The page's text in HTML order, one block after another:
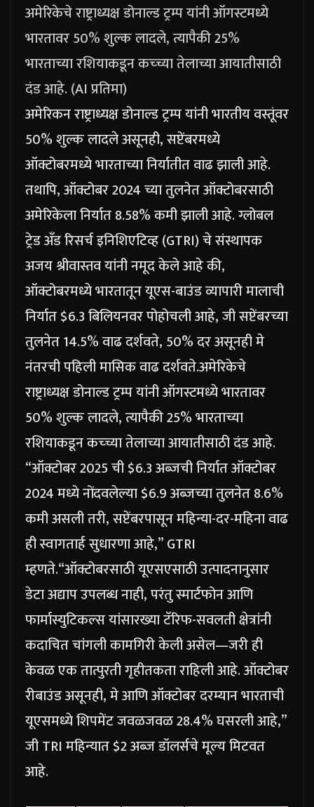
अमेरिकेचे राष्ट्राध्यक्ष डोनाल्ड ट्रम्प यांनी ऑगस्टमध्ये
भारतावर 50% शुल्क लादले, त्यापैकी 25%
भारताच्या रशियाकडून कच्च्या तेलाच्या आयातीसाठी
दंड आहे. (AI प्रतिमा)
अमेरिकन राष्ट्राध्यक्ष डोनाल्ड ट्रम्प यांनी भारतीय वस्तूंवर
50% शुल्क लादले असूनही, सप्टेंबरमध्ये
ऑक्टोबरमध्ये भारताच्या निर्यातीत वाढ झाली आहे.
तथापि, ऑक्टोबर 2024 च्या तुलनेत ऑक्टोबरसाठी
अमेरिकेला निर्यात 8.58% कमी झाली आहे.ग्लोबल
ट्रेड अँड रिसर्च इनिशिएटिव्ह (GTRI) चे संस्थापक
अजय श्रीवास्तव यांनी नमूद केले आहे की,
ऑक्टोबरमध्ये भारतातून यूएस-बाउंड व्यापारी मालाची
निर्यात $6.3 बिलियनवर पोहोचली आहे, जी सप्टेंबरच्या
तुलनेत 14.5% वाढ दर्शवते, 50% दर असूनही मे
नंतरची पहिली मासिक वाढ दर्शवते.अमेरिकेचे
राष्ट्राध्यक्ष डोनाल्ड ट्रम्प यांनी ऑगस्टमध्ये भारतावर
50% शुल्क लादले, त्यापैकी 25% भारताच्या
रशियाकडून कच्च्या तेलाच्या आयातीसाठी दंड आहे.
“ऑक्टोबर 2025 ची $6.3 अब्जची निर्यात ऑक्टोबर
2024 मध्ये नोंदवलेल्या $6.9 अब्जच्या तुलनेत 8.6%
कमी असली तरी, सप्टेंबरपासून महिन्या-दर-महिना वाढ
ही स्वागतार्ह सुधारणा आहे,” GTRI
म्हणते.“ऑक्टोबरसाठी यूएसएसाठी उत्पादनानुसार
डेटा अद्याप उपलब्ध नाही, परंतु स्मार्टफोन आणि
फार्मास्युटिकल्स यांसारख्या टॅरिफ-सवलती क्षेत्रांनी
कदाचित चांगली कामगिरी केली असेल—जरी ही
केवळ एक तात्पुरती गृहीतकता राहिली आहे. ऑक्टोबर
रीबाउंड असूनही, मे आणि ऑक्टोबर दरम्यान भारताची
यूएसमध्ये शिपमेंट जवळजवळ 28.4% घसरली आहे,”
जी TRI महिन्यात $2 अब्ज डॉलर्सचे मूल्य मिटवत
आहे.